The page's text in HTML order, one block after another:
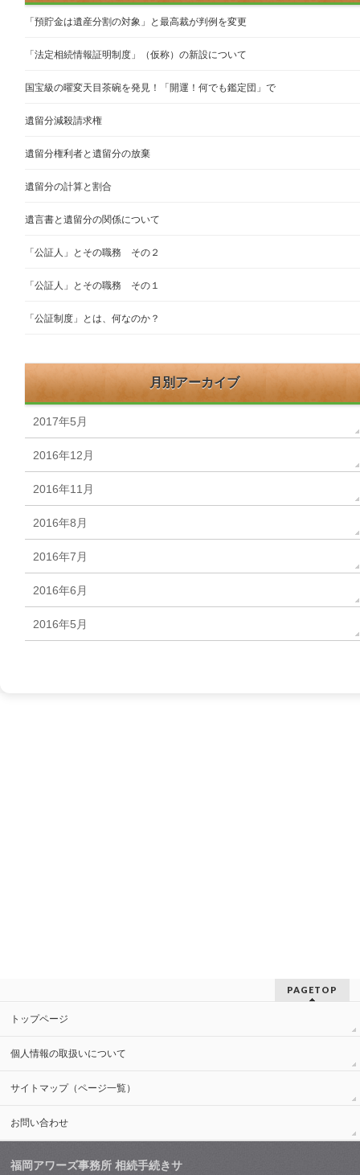
「預貯金は遺産分割の対象」と最高裁が判例を変更
「法定相続情報証明制度」（仮称）の新設について
国宝級の曜変天目茶碗を発見！「開運！何でも鑑定団」で
遺留分減殺請求権
遺留分権利者と遺留分の放棄
遺留分の計算と割合
遺言書と遺留分の関係について
「公証人」とその職務 その２
「公証人」とその職務 その１
「公証制度」とは、何なのか？
月別アーカイブ
2017年5月
2016年12月
2016年11月
2016年8月
2016年7月
2016年6月
2016年5月
PAGETOP
トップページ
個人情報の取扱いについて
サイトマップ（ページ一覧）
お問い合わせ
福岡アワーズ事務所 相続手続きサ